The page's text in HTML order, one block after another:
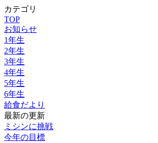
カテゴリ
TOP
お知らせ
1年生
2年生
3年生
4年生
5年生
6年生
給食だより
最新の更新
ミシンに挑戦
今年の目標